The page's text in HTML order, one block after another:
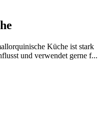
Küche ist stark
und verwendet gerne f...